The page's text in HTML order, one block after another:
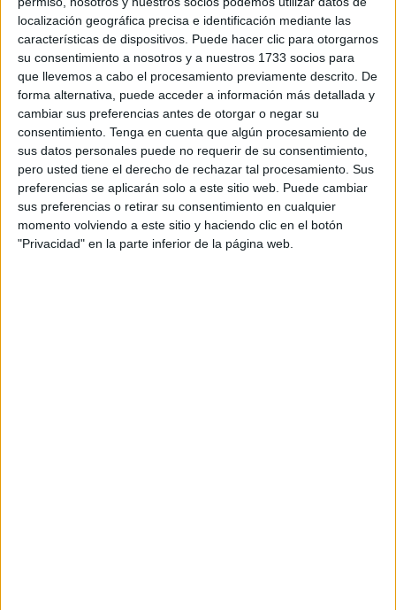
localización geográfica precisa e identificación mediante las
características de dispositivos. Puede hacer clic para otorgarnos
su consentimiento a nosotros y a nuestros 1733 socios para
que llevemos a cabo el procesamiento previamente descrito. De
forma alternativa, puede acceder a información más detallada y
cambiar sus preferencias antes de otorgar o negar su
consentimiento. Tenga en cuenta que algún procesamiento de
sus datos personales puede no requerir de su consentimiento,
pero usted tiene el derecho de rechazar tal procesamiento. Sus
preferencias se aplicarán solo a este sitio web. Puede cambiar
sus preferencias o retirar su consentimiento en cualquier
momento volviendo a este sitio y haciendo clic en el botón
"Privacidad" en la parte inferior de la página web.